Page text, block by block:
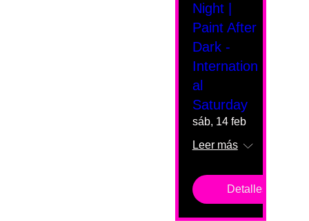
Night |
Paint After
Dark -
Internation
al
Saturday
sáb, 14 feb
Leer más
Detalles